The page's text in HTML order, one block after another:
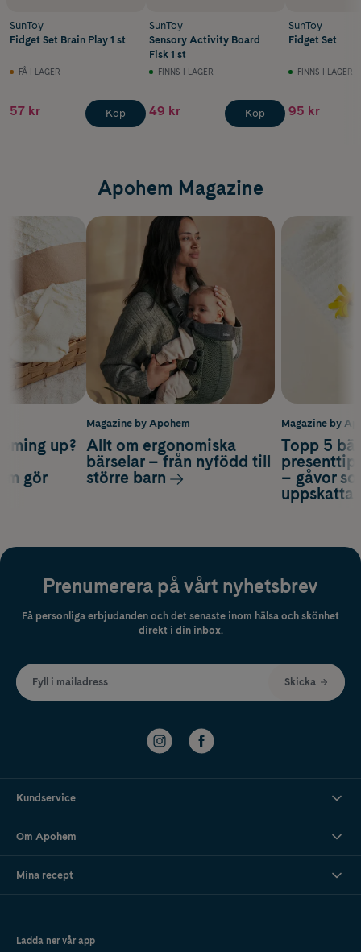
SunToy
Fidget Set Brain Play 1 st
FÅ I LAGER
57 kr Köp
SunToy
Sensory Activity Board
Fisk 1 st
FINNS I LAGER
49 kr Köp
SunToy
Fidget Set
FINNS I LAGER
95 kr
Apohem Magazine
Magazine by
Topp 5
– gåvor
up?
gör
Magazine by Apohem
Allt om ergonomiska
bärselar – från nyfödd till
större barn
Prenumerera på vårt nyhetsbrev
Få personliga erbjudanden och det senaste inom hälsa och skönhet
direkt i din inbox.
Fyll i mailadress Skicka
Kundservice
Om Apohem
Mina recept
Ladda ner vår app